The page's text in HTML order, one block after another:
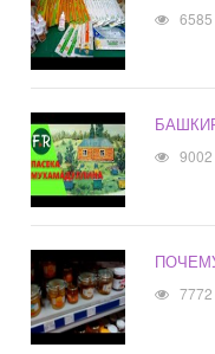
6585
9002
7772